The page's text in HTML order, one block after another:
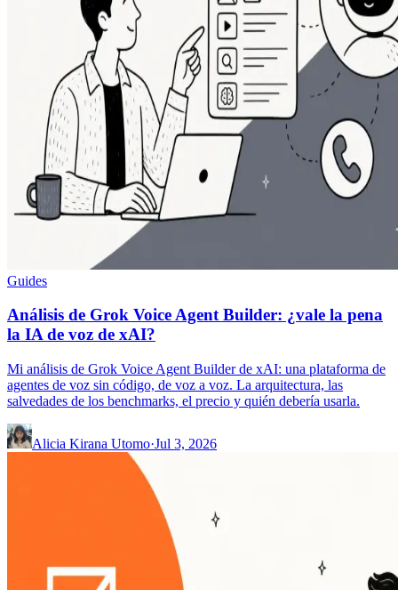
Guides
Análisis de Grok Voice Agent Builder: ¿vale la pena
la IA de voz de xAI?
Mi análisis de Grok Voice Agent Builder de xAI: una plataforma de
agentes de voz sin código, de voz a voz. La arquitectura, las
salvedades de los benchmarks, el precio y quién debería usarla.
Alicia Kirana Utomo·Jul 3, 2026